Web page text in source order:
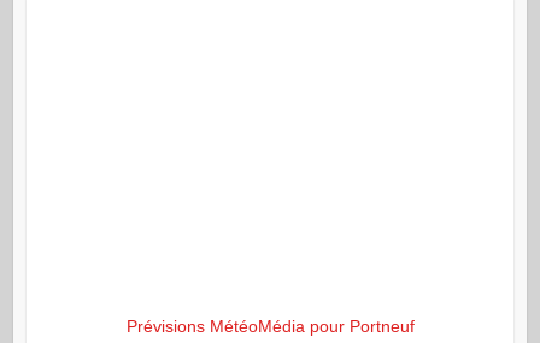
Prévisions MétéoMédia pour Portneuf